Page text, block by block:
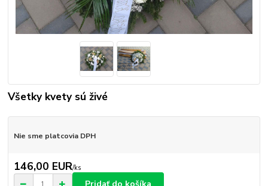
Všetky kvety sú živé
Nie sme platcovia DPH
146,00 EUR/ks